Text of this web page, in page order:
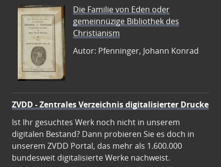
Die Familie von Eden oder
gemeinnüzige Bibliothek des
Christianism
Autor: Pfenninger, Johann Konrad
ZVDD - Zentrales Verzeichnis digitalisierter Drucke
Ist Ihr gesuchtes Werk noch nicht in unserem
digitalen Bestand? Dann probieren Sie es doch in
unserem ZVDD Portal, das mehr als 1.600.000
bundesweit digitalisierte Werke nachweist.